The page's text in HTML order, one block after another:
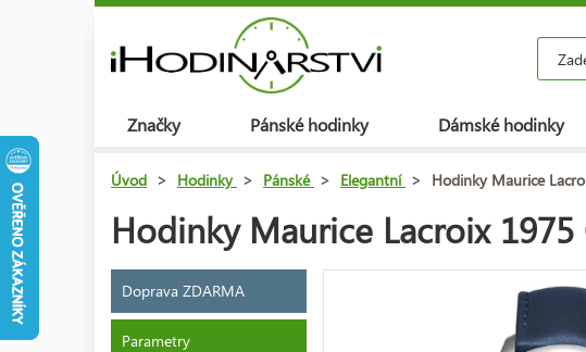
Značky Pánské hodinky Dámské hodinky
Úvod > Hodinky > Pánské > Elegantní > Hodinky Maurice
Hodinky Maurice Lacroix
Doprava ZDARMA
Parametry